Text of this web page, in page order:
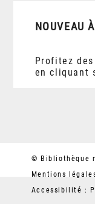
NOUVEAU
Profitez
en cliquant
© Bibliothèque
Mentions
Accessibilité :